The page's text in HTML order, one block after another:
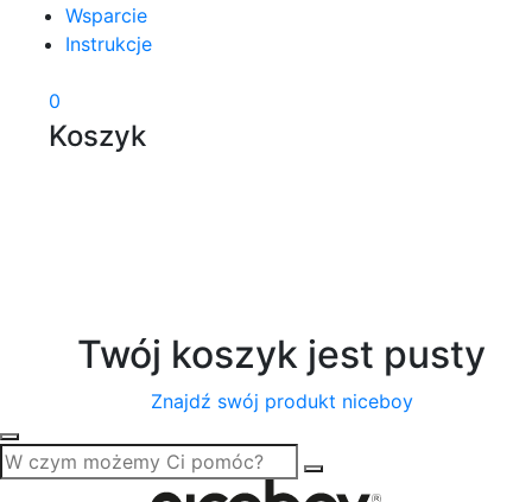
Wsparcie
Instrukcje
0
Koszyk
Twój koszyk jest pusty
Znajdź swój produkt niceboy